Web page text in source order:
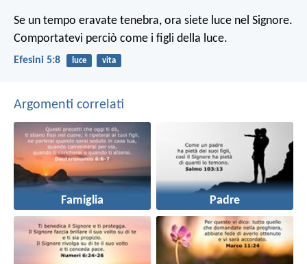
Se un tempo eravate tenebra, ora siete luce nel Signore.
Comportatevi perciò come i figli della luce.
Efesini 5:8 luce vita
Argomenti correlati
Famiglia Padre